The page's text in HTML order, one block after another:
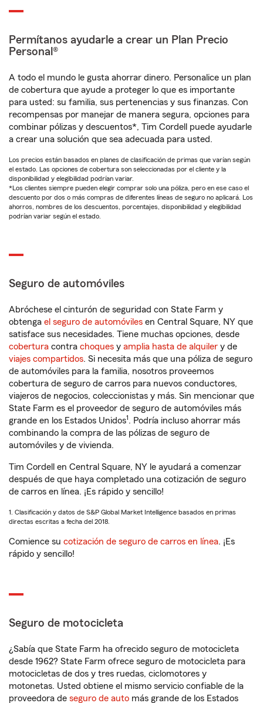
Permítanos ayudarle a crear un Plan Precio
Personal®
A todo el mundo le gusta ahorrar dinero. Personalice un plan
de cobertura que ayude a proteger lo que es importante
para usted: su familia, sus pertenencias y sus finanzas. Con
recompensas por manejar de manera segura, opciones para
combinar pólizas y descuentos*, Tim Cordell puede ayudarle
a crear una solución que sea adecuada para usted.
Los precios están basados en planes de clasificación de primas que varían según
el estado. Las opciones de cobertura son seleccionadas por el cliente y la
disponibilidad y elegibilidad podrían variar.
*Los clientes siempre pueden elegir comprar solo una póliza, pero en ese caso el
descuento por dos o más compras de diferentes líneas de seguro no aplicará. Los
ahorros, nombres de los descuentos, porcentajes, disponibilidad y elegibilidad
podrían variar según el estado.
Seguro de automóviles
Abróchese el cinturón de seguridad con State Farm y
obtenga el seguro de automóviles en Central Square, NY que
satisface sus necesidades. Tiene muchas opciones, desde
cobertura contra choques y amplia hasta de alquiler y de
viajes compartidos. Si necesita más que una póliza de seguro
de automóviles para la familia, nosotros proveemos
cobertura de seguro de carros para nuevos conductores,
viajeros de negocios, coleccionistas y más. Sin mencionar que
State Farm es el proveedor de seguro de automóviles más
grande en los Estados Unidos1. Podría incluso ahorrar más
combinando la compra de las pólizas de seguro de
automóviles y de vivienda.
Tim Cordell en Central Square, NY le ayudará a comenzar
después de que haya completado una cotización de seguro
de carros en línea. ¡Es rápido y sencillo!
1. Clasificación y datos de S&P Global Market Intelligence basados en primas
directas escritas a fecha del 2018.
Comience su cotización de seguro de carros en línea. ¡Es
rápido y sencillo!
Seguro de motocicleta
¿Sabía que State Farm ha ofrecido seguro de motocicleta
desde 1962? State Farm ofrece seguro de motocicleta para
motocicletas de dos y tres ruedas, ciclomotores y
motonetas. Usted obtiene el mismo servicio confiable de la
proveedora de seguro de auto más grande de los Estados